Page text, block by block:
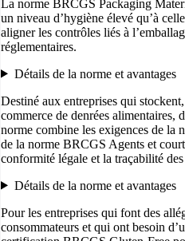
La norme BRCGS Packaging
un niveau d’hygiène élevé qu’à
aligner les contrôles liés à
réglementaires.
Détails de la norme et avantages
Destiné aux entreprises qui
commerce de denrées alimentaires,
norme combine les exigences de la
de la norme BRCGS Agents et
conformité légale et la traçabilité
Détails de la norme et avantages
Pour les entreprises qui font des
consommateurs et qui ont besoin